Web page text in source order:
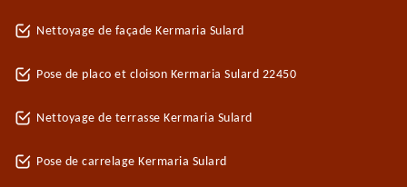
Nettoyage de façade Kermaria Sulard
Pose de placo et cloison Kermaria Sulard 22450
Nettoyage de terrasse Kermaria Sulard
Pose de carrelage Kermaria Sulard